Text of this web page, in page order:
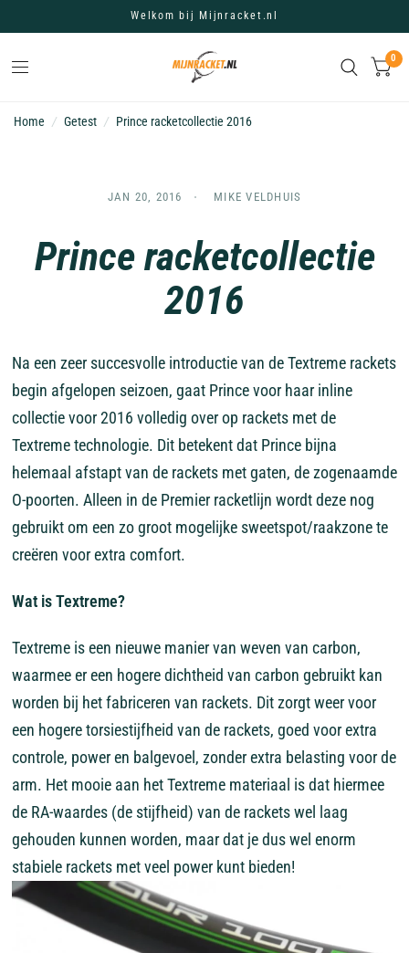
Welkom bij Mijnracket.nl
0
Home / Getest / Prince racketcollectie 2016
JAN 20, 2016 MIKE VELDHUIS
Prince racketcollectie
2016
Na een zeer succesvolle introductie van de Textreme rackets
begin afgelopen seizoen, gaat Prince voor haar inline
collectie voor 2016 volledig over op rackets met de
Textreme technologie. Dit betekent dat Prince bijna
helemaal afstapt van de rackets met gaten, de zogenaamde
O-poorten. Alleen in de Premier racketlijn wordt deze nog
gebruikt om een zo groot mogelijke sweetspot/raakzone te
creëren voor extra comfort.
Wat is Textreme?
Textreme is een nieuwe manier van weven van carbon,
waarmee er een hogere dichtheid van carbon gebruikt kan
worden bij het fabriceren van rackets. Dit zorgt weer voor
een hogere torsiestijfheid van de rackets, goed voor extra
controle, power en balgevoel, zonder extra belasting voor de
arm. Het mooie aan het Textreme materiaal is dat hiermee
de RA-waardes (de stijfheid) van de rackets wel laag
gehouden kunnen worden, maar dat je dus wel enorm
stabiele rackets met veel power kunt bieden!